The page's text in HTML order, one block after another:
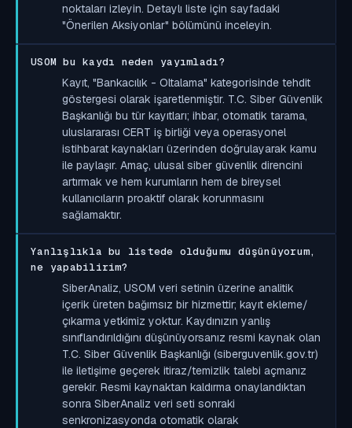
noktaları izleyin. Detaylı liste için sayfadaki
"Önerilen Aksiyonlar" bölümünü inceleyin.
USOM bu kaydı neden yayımladı?
Kayıt, "Bankacılık - Oltalama" kategorisinde tehdit
göstergesi olarak işaretlenmiştir. T.C. Siber Güvenlik
Başkanlığı bu tür kayıtları; ihbar, otomatik tarama,
uluslararası CERT iş birliği veya operasyonel
istihbarat kaynakları üzerinden doğrulayarak kamu
ile paylaşır. Amaç, ulusal siber güvenlik direncini
artırmak ve hem kurumların hem de bireysel
kullanıcıların proaktif olarak korunmasını
sağlamaktır.
Yanlışlıkla bu listede olduğumu düşünüyorum,
ne yapabilirim?
SiberAnaliz, USOM veri setinin üzerine analitik
içerik üreten bağımsız bir hizmettir; kayıt ekleme/
çıkarma yetkimiz yoktur. Kaydınızın yanlış
sınıflandırıldığını düşünüyorsanız resmi kaynak olan
T.C. Siber Güvenlik Başkanlığı (siberguvenlik.gov.tr)
ile iletişime geçerek itiraz/temizlik talebi açmanız
gerekir. Resmi kaynaktan kaldırma onaylandıktan
sonra SiberAnaliz veri seti sonraki
senkronizasyonda otomatik olarak